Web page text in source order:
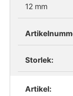
12 mm